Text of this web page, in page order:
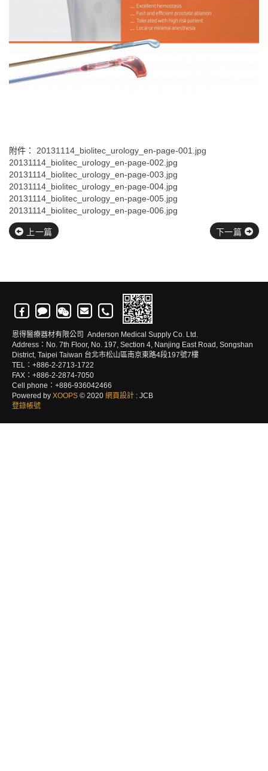
附件： 20131114_biolitec_urology_en-page-001.jpg
20131114_biolitec_urology_en-page-002.jpg
20131114_biolitec_urology_en-page-003.jpg
20131114_biolitec_urology_en-page-004.jpg
20131114_biolitec_urology_en-page-005.jpg
20131114_biolitec_urology_en-page-006.jpg
上一篇 下一篇
恩得醫療器材有限公司 Anderson Medical Supply Co. Ltd.
Address：No. 7th Floor, No. 197, Section 4, Nanjing East Road, Songshan
District, Taipei Taiwan 台北市松山區南京東路4段197號7樓
TEL：+886-2-2713-1722
FAX：+886-2-2874-7050
Cell phone：+886-936042466
Powered by XOOPS © 2020 網頁設計 : JCB
登錄帳號